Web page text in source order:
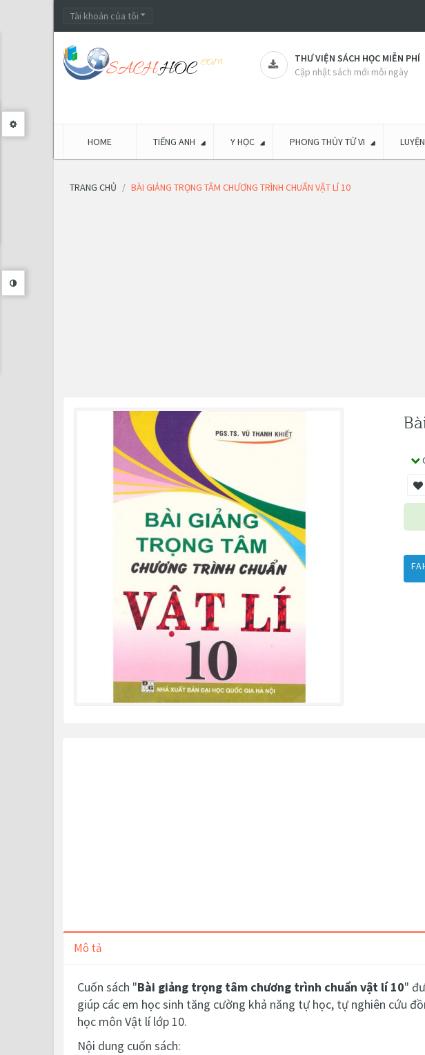
Tài khoản của tôi
THƯ VIỆN SÁCH HỌC MIỄN PHÍ
Cập nhật sách mới mỗi ngày
HOME TIẾNG ANH Y HỌC PHONG THỦY TỬ VI
TRANG CHỦ BÀI GIẢNG TRỌNG TÂM CHƯƠNG TRÌNH CHUẨN VẬT LÍ 10
Mô tả
Cuốn sách "Bài giảng trọng tâm chương trình chuẩn vật lí 10"
giúp các em học sinh tăng cường khả năng tự học, tự nghiên cứu
học môn Vật lí lớp 10.
Nội dung cuốn sách: